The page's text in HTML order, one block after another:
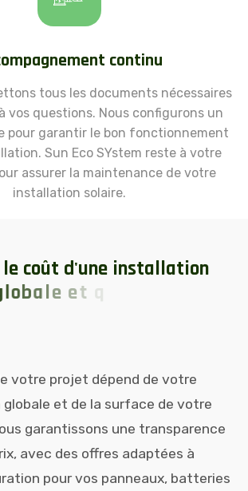
continu
tous les documents nécessaires
vos questions. Nous configurons un
pour garantir le bon fonctionnement
Sun Eco SYstem reste à votre
assurer la maintenance de votre
installation solaire.
le coût d'une installation
lobale e tq ue
votre projet dépend de votre
et de la surface de votre
garantissons une transparence
avec des offres adaptées à
pour vos panneaux, batteries